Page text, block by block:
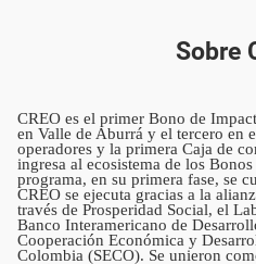
Sobre
CREO es el primer Bono de
en Valle de Aburrá y el tercero en
operadores y la primera Caja de
ingresa al ecosistema de los
programa, en su primera fase, se
CREO se ejecuta gracias a la
través de Prosperidad Social, el
Banco Interamericano de
Cooperación Económica y
Colombia (SECO). Se unieron